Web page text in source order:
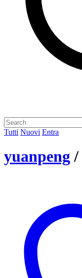
Tutti Nuovi Entra
yuanpeng /